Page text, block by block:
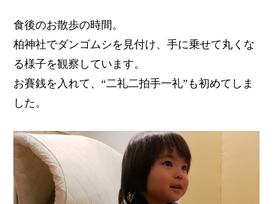
食後のお散歩の時間。
柏神社でダンゴムシを見付け、手に乗せて丸くな
る様子を観察しています。
お賽銭を入れて、“二礼二拍手一礼”も初めてしま
した。